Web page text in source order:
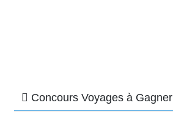
Concours Voyages à Gagner